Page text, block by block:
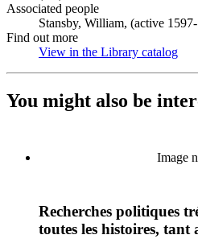
Associated people
Stansby, William, (active
Find out more
View in the Library catalog
You might also be
Image
Recherches politiques
toutes les histoires, tant